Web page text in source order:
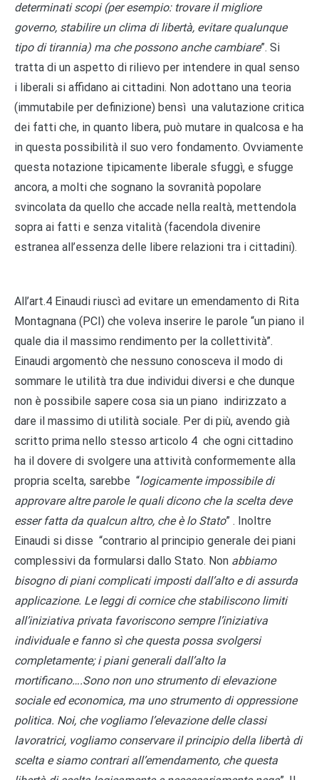
determinati scopi (per esempio: trovare il migliore
governo, stabilire un clima di libertà, evitare qualunque
tipo di tirannia) ma che possono anche cambiare”. Si
tratta di un aspetto di rilievo per intendere in qual senso
i liberali si affidano ai cittadini. Non adottano una teoria
(immutabile per definizione) bensì una valutazione critica
dei fatti che, in quanto libera, può mutare in qualcosa e ha
in questa possibilità il suo vero fondamento. Ovviamente
questa notazione tipicamente liberale sfuggì, e sfugge
ancora, a molti che sognano la sovranità popolare
svincolata da quello che accade nella realtà, mettendola
sopra ai fatti e senza vitalità (facendola divenire
estranea all’essenza delle libere relazioni tra i cittadini).
All’art.4 Einaudi riuscì ad evitare un emendamento di Rita
Montagnana (PCI) che voleva inserire le parole “un piano il
quale dia il massimo rendimento per la collettività”.
Einaudi argomentò che nessuno conosceva il modo di
sommare le utilità tra due individui diversi e che dunque
non è possibile sapere cosa sia un piano indirizzato a
dare il massimo di utilità sociale. Per di più, avendo già
scritto prima nello stesso articolo 4 che ogni cittadino
ha il dovere di svolgere una attività conformemente alla
propria scelta, sarebbe “logicamente impossibile di
approvare altre parole le quali dicono che la scelta deve
esser fatta da qualcun altro, che è lo Stato” . Inoltre
Einaudi si disse “contrario al principio generale dei piani
complessivi da formularsi dallo Stato. Non abbiamo
bisogno di piani complicati imposti dall’alto e di assurda
applicazione. Le leggi di cornice che stabiliscono limiti
all’iniziativa privata favoriscono sempre l’iniziativa
individuale e fanno sì che questa possa svolgersi
completamente; i piani generali dall’alto la
mortificano….Sono non uno strumento di elevazione
sociale ed economica, ma uno strumento di oppressione
politica. Noi, che vogliamo l’elevazione delle classi
lavoratrici, vogliamo conservare il principio della libertà di
scelta e siamo contrari all’emendamento, che questa